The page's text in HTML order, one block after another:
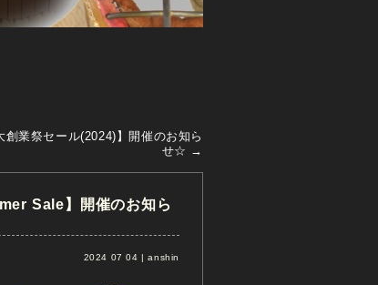
業祭セール(2024)】開催のお知ら
せ☆ →
Sale】開催のお知ら
2024 07 04 | anshin